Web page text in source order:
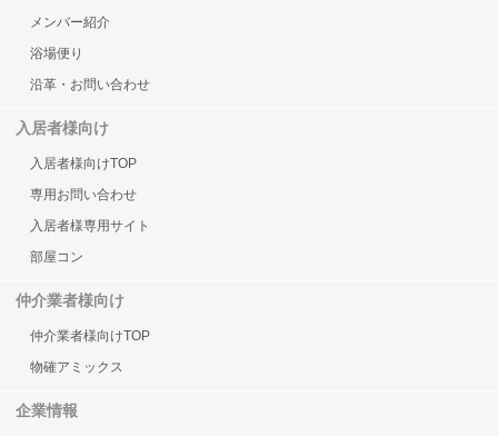
メンバー紹介
浴場便り
沿革・お問い合わせ
入居者様向け
入居者様向けTOP
専用お問い合わせ
入居者様専用サイト
部屋コン
仲介業者様向け
仲介業者様向けTOP
物確アミックス
企業情報